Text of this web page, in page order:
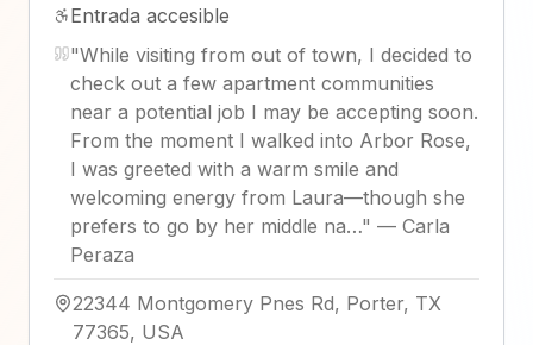
Entrada accesible
"While visiting from out of town, I decided to
check out a few apartment communities
near a potential job I may be accepting soon.
From the moment I walked into Arbor Rose,
I was greeted with a warm smile and
welcoming energy from Laura—though she
prefers to go by her middle na…" — Carla
Peraza
22344 Montgomery Pnes Rd, Porter, TX
77365, USA